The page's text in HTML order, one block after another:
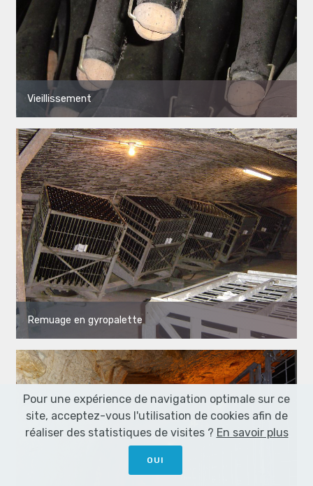
Vieillissement
Remuage en gyropalette
Pour une expérience de navigation optimale sur ce
site, acceptez-vous l'utilisation de cookies afin de
réaliser des statistiques de visites ? En savoir plus